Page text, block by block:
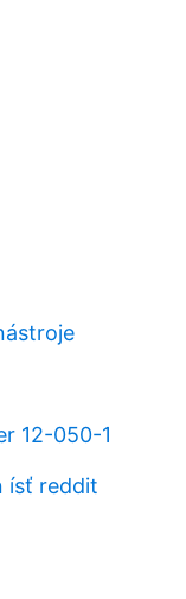
12-050-1
ísť reddit